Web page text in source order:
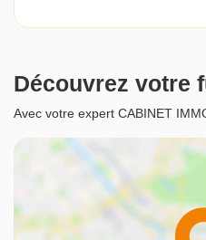
Découvrez votre
Avec votre expert CABINET